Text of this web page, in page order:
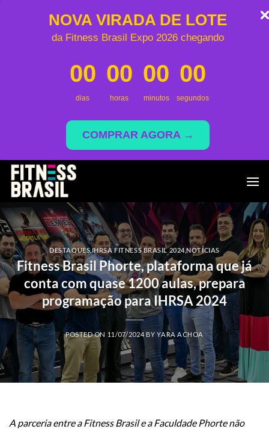
NOVA VIRADA DE LOTE
da Fitness Brasil Expo 2026 chegando
00
dias
00
horas
00
minutos
00
segundos
COMPRAR AGORA →
Skip
content
DESTAQUES,IHRSA FITNESS BRASIL 2024,NOTÍCIAS
Fitness Brasil Phorte, plataforma que já
conta com quase 1200 aulas, prepara
programação para IHRSA 2024
POSTED ON 11/07/2024 BYYARA ACHOA
A parceria entre a Fitness Brasil e a Faculdade Phorte não